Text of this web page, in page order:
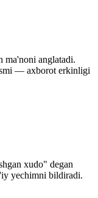
ma'noni anglatadi.
— axborot erkinligi
xudo" degan
yechimni bildiradi.